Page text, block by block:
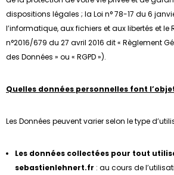
dispositions légales ; la Loi n° 78-17 du 6
l’informatique, aux fichiers et aux libertés et le
n°2016/679 du 27 avril 2016 dit « Règlement
des Données » ou « RGPD »).
Quelles données personnelles font
Les Données peuvent varier selon le type
Les données collectées pour tout
sebastienlehnert.fr : au cours de